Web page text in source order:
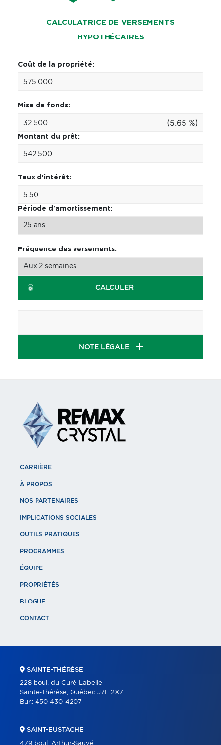
CALCULATRICE DE VERSEMENTS
HYPOTHÉCAIRES
Coût de la propriété:
Mise de fonds:
(5.65 %)
Montant du prêt:
Taux d'intérêt:
Période d'amortissement:
Fréquence des versements:
CALCULER
NOTE LÉGALE
CARRIÈRE
À PROPOS
NOS PARTENAIRES
IMPLICATIONS SOCIALES
OUTILS PRATIQUES
PROGRAMMES
ÉQUIPE
PROPRIÉTÉS
BLOGUE
CONTACT
SAINTE-THÉRÈSE
228 boul. du Curé-Labelle
Sainte-Thérèse, Québec J7E 2X7
Bur.: 450 430-4207
SAINT-EUSTACHE
479 boul. Arthur-Sauvé